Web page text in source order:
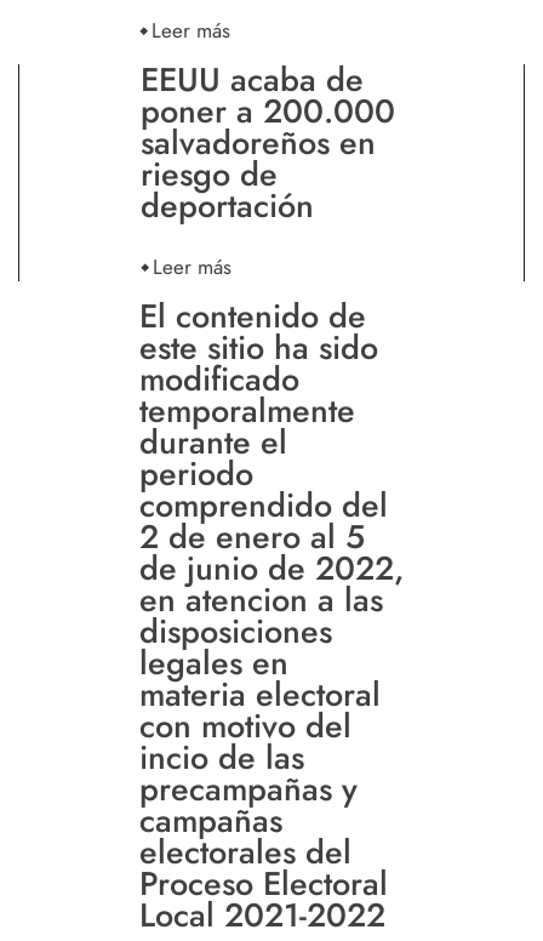
Leer más
EEUU acaba de
poner a 200.000
salvadoreños en
riesgo de
deportación
Leer más
El contenido de
este sitio ha sido
modificado
temporalmente
durante el
periodo
comprendido del
2 de enero al 5
de junio de 2022,
en atencion a las
disposiciones
legales en
materia electoral
con motivo del
incio de las
precampañas y
campañas
electorales del
Proceso Electoral
Local 2021-2022